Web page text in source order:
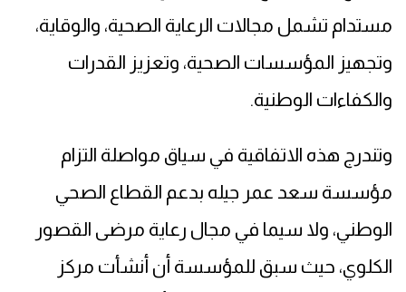
مستدام تشمل مجالات الرعاية الصحية، والوقاية،
وتجهيز المؤسسات الصحية، وتعزيز القدرات
والكفاءات الوطنية.
وتندرج هذه الاتفاقية في سياق مواصلة التزام
مؤسسة سعد عمر جيله بدعم القطاع الصحي
الوطني، ولا سيما في مجال رعاية مرضى القصور
الكلوي، حيث سبق للمؤسسة أن أنشأت مركز